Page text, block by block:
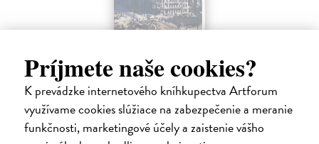
Príjmete naše cookies?
K prevádzke internetového kníhkupectva Artforum
využívame cookies slúžiace na zabezpečenie a meranie
funkčnosti, marketingové účely a zaistenie vášho
Poválečná Evropa
Judt Tony| Elektronická kniha
V roce 1945 byla Evropa na kolenou. Značnou část evropských zemí
těžce postihlo válečné ničení, masové vraždění, letecké
bombardování a rozvrat.